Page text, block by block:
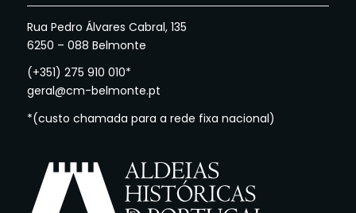
Rua Pedro Álvares Cabral, 135
6250 – 088 Belmonte
(+351) 275 910 010*
geral@cm-belmonte.pt
*(custo chamada para a rede fixa nacional)